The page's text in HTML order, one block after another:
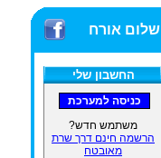
שלום אורח
החשבון שלי
משתמש חדש?
הרשמה חינם דרך שרת
מאובטח